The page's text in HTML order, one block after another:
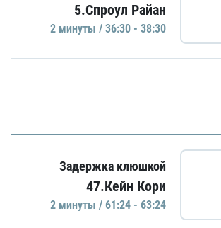
5.Спроул Райан
2 минуты / 36:30 - 38:30
Задержка клюшкой
47.Кейн Кори
2 минуты / 61:24 - 63:24